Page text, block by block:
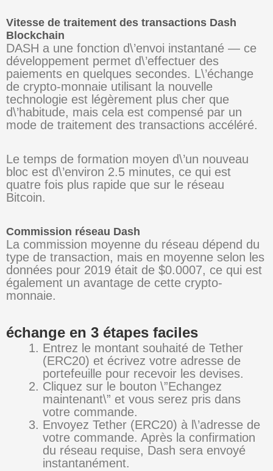
Vitesse de traitement des transactions Dash
Blockchain
DASH a une fonction d\’envoi instantané — ce
développement permet d\’effectuer des
paiements en quelques secondes. L\’échange
de crypto-monnaie utilisant la nouvelle
technologie est légèrement plus cher que
d\’habitude, mais cela est compensé par un
mode de traitement des transactions accéléré.
Le temps de formation moyen d\’un nouveau
bloc est d\’environ 2.5 minutes, ce qui est
quatre fois plus rapide que sur le réseau
Bitcoin.
Commission réseau Dash
La commission moyenne du réseau dépend du
type de transaction, mais en moyenne selon les
données pour 2019 était de $0.0007, ce qui est
également un avantage de cette crypto-
monnaie.
échange en 3 étapes faciles
Entrez le montant souhaité de Tether
(ERC20) et écrivez votre adresse de
portefeuille pour recevoir les devises.
Cliquez sur le bouton \”Echangez
maintenant\” et vous serez pris dans
votre commande.
Envoyez Tether (ERC20) à l\’adresse de
votre commande. Après la confirmation
du réseau requise, Dash sera envoyé
instantanément.